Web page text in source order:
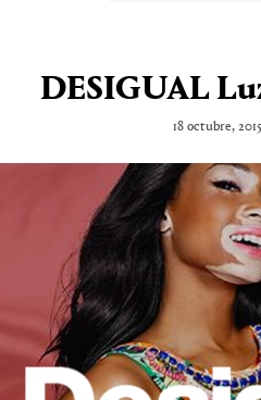
DESIGUAL
18 octubre, 2015